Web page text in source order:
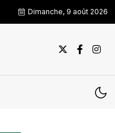
Dimanche, 9 août 2026